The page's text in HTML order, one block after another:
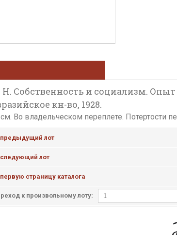
Н. Собственность и социализм.
кн-во, 1928.
Во владельческом переплете.
лот
лот
страницу каталога
к произвольному лоту: